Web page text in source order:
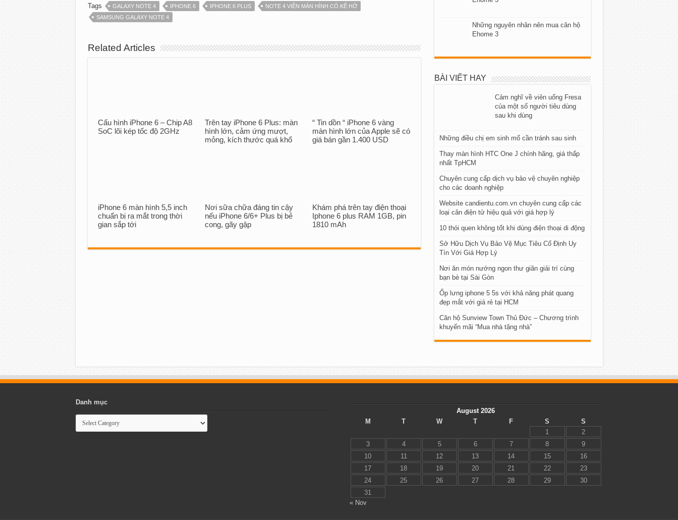
Tags GALAXY NOTE 4 IPHONE 6 IPHONE 6 PLUS
NOTE 4 VIỀN MÀN HÌNH CÓ KẼ HỞ
SAMSUNG GALAXY NOTE 4
Related Articles
Cấu hình iPhone 6 – Chip A8
SoC lõi kép tốc độ 2GHz
Trên tay iPhone 6 Plus: màn
hình lớn, cảm ứng mượt,
mỏng, kích thước quá khổ
“ Tin dồn “ iPhone 6 vàng
màn hình lớn của Apple sẽ có
giá bán gần 1.400 USD
iPhone 6 màn hình 5,5 inch
chuẩn bị ra mắt trong thời
gian sắp tới
Nơi sữa chữa đáng tin cậy
nếu iPhone 6/6+ Plus bị bẻ
cong, gãy gập
Khám phá trên tay điện thoại
Iphone 6 plus RAM 1GB, pin
1810 mAh
Những nguyên nhân nên mua căn hộ
Ehome 3
BÀI VIẾT HAY
Cảm nghĩ về viên uống Fresa
của một số người tiêu dùng
sau khi dùng
Những điều chị em sinh mổ cần tránh sau sinh
Thay màn hình HTC One J chính hãng, giá thấp
nhất TpHCM
Chuyên cung cấp dịch vụ bảo vệ chuyên nghiệp
cho các doanh nghiệp
Website candientu.com.vn chuyên cung cấp các
loại cân điện tử hiệu quả với giá hợp lý
10 thói quen không tốt khi dùng điện thoại di động
Sở Hữu Dịch Vụ Bảo Vệ Mục Tiêu Cố Định Uy
Tín Với Giá Hợp Lý
Nơi ăn món nướng ngon thư giãn giải trí cùng
bạn bè tại Sài Gòn
Ốp lưng iphone 5 5s với khả năng phát quang
đẹp mắt với giá rẻ tại HCM
Căn hộ Sunview Town Thủ Đức – Chương trình
khuyến mãi “Mua nhà tặng nhà”
Danh mục
Danh
mục
August 2026
M
T W T F S
S
1
2
3
4 5 6 7 8
9
10
11 12 13 14 15
16
17
18 19 20 21 22
23
24
25 26 27 28 29
30
31
« Nov